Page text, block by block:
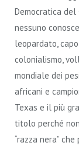
Democratica del
nessuno
leopardato,
colonialismo,
mondiale dei
africani e
Texas e il più
titolo perché
“razza nera”